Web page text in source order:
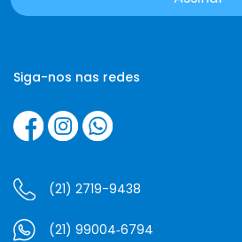
Siga-nos nas redes
(21) 2719-9438
(21) 99004‑6794‬